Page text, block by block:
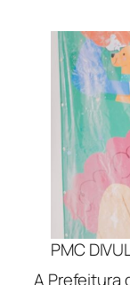
PMC
A Prefeitura